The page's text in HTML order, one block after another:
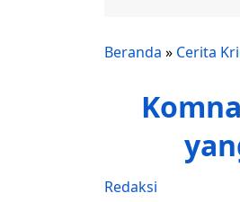
Beranda » Cerita
Redaksi